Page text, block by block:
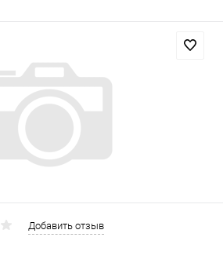
Добавить отзыв